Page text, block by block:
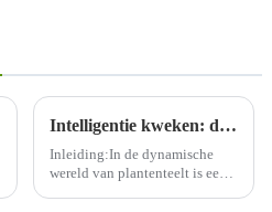
Intelligentie kweken: de toekomst verlichten met LED-kweeklampen
Inleiding:In de dynamische
wereld van plantenteelt is een